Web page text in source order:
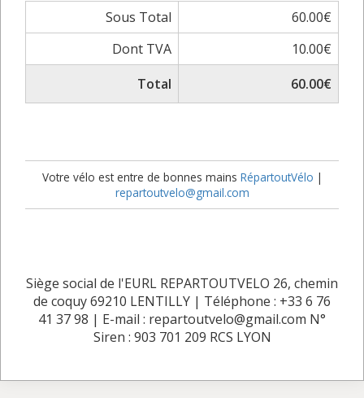
Sous Total
60.00€
Dont TVA
10.00€
Total
60.00€
Votre vélo est entre de bonnes mains RépartoutVélo |
repartoutvelo@gmail.com
Siège social de l'EURL REPARTOUTVELO 26, chemin
de coquy 69210 LENTILLY | Téléphone : +33 6 76
41 37 98 | E-mail : repartoutvelo@gmail.com N°
Siren : 903 701 209 RCS LYON